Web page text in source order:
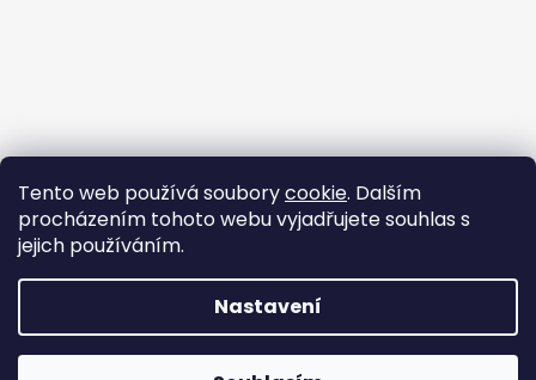
Tento web používá souborycookie. Dalším
procházením tohoto webu vyjadřujete souhlas s
jejich používáním.
Nastavení